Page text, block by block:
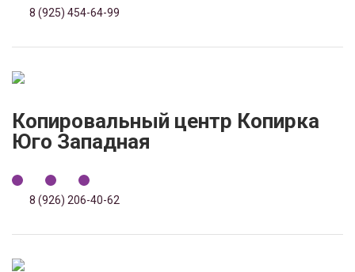
8 (925) 454-64-99
Копировальный центр Копирка
Юго Западная
8 (926) 206-40-62